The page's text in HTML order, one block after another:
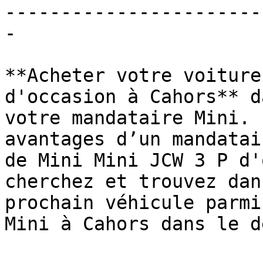
-
**Acheter votre voiture
d'occasion à Cahors**
votre mandataire
avantages d’un
de Mini Mini JCW 3 P
cherchez et trouvez
prochain véhicule
Mini à Cahors dans le